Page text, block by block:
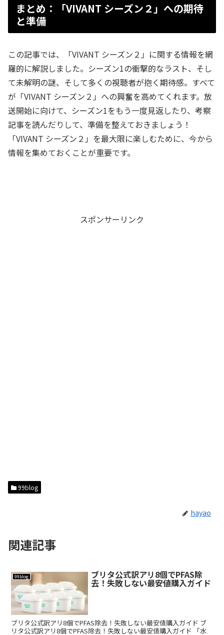
まとめ：「VIVANT シーズン２」への期待
と準備
この記事では、「VIVANT シーズン２」に関する情報を網
羅的に解説しました。シーズン1の衝撃的なラスト、そし
て未解明の謎、そして多くの視聴者が抱く期待感。すべて
が「VIVANT シーズン２」への興奮を高めてくれます。放
送開始に向けて、シーズン1をもう一度見返したり、考察
記事を読んだりして、準備を整えておきましょう！
「VIVANT シーズン２」を最大限に楽しむために、今から
情報を集めておくことが重要です。
スポンサーリンク
99blog
hayao
関連記事
99blog ブリタ公式訳アリ8個でPFAS除
去！失敗しない最安値購入ガイド
ブリタ公式訳アリ8個でPFAS除去！失敗しない最安値購入ガイド ブ
リタ公式訳アリ8個でPFAS除去！失敗しない最安値購入ガイド 「水